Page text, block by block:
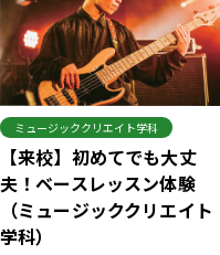
ミュージッククリエイト学科
【来校】初めてでも大丈
夫！ベースレッスン体験
（ミュージッククリエイト
学科）